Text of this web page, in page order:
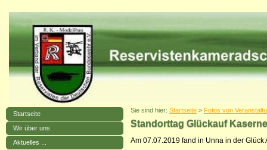
Startseite
Wir über uns
Aktuelles ...
Sie sind hier: Startseite > Fotos von
Standorttag Glückauf
Am 07.07.2019 fand in Unna in der